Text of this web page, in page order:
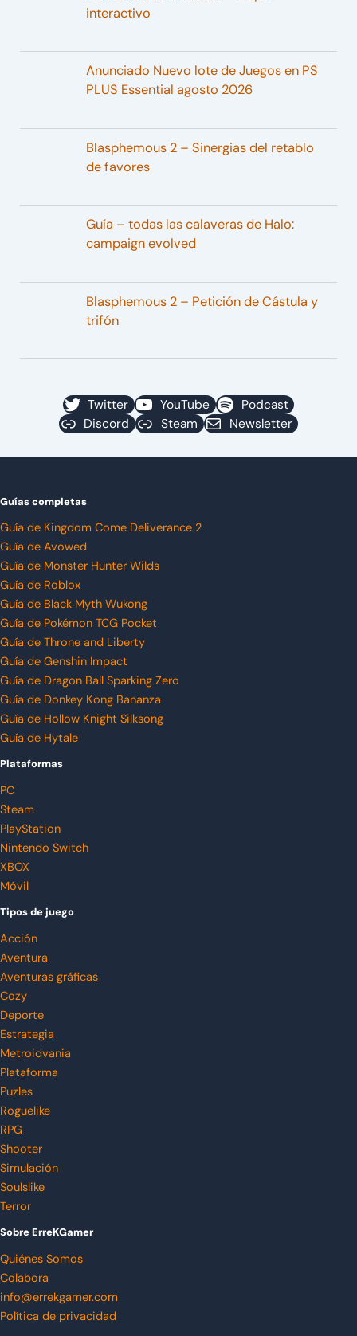
interactivo
Anunciado Nuevo lote de Juegos en PS
PLUS Essential agosto 2026
Blasphemous 2 – Sinergias del retablo
de favores
Guía – todas las calaveras de Halo:
campaign evolved
Blasphemous 2 – Petición de Cástula y
trifón
Twitter YouTube
Podcast
Discord
Steam Newsletter
Guías completas
Guía de Kingdom Come Deliverance 2
Guía de Avowed
Guía de Monster Hunter Wilds
Guía de Roblox
Guía de Black Myth Wukong
Guía de Pokémon TCG Pocket
Guía de Throne and Liberty
Guía de Genshin Impact
Guía de Dragon Ball Sparking Zero
Guía de Donkey Kong Bananza
Guía de Hollow Knight Silksong
Guía de Hytale
Plataformas
PC
Steam
PlayStation
Nintendo Switch
XBOX
Móvil
Tipos de juego
Acción
Aventura
Aventuras gráficas
Cozy
Deporte
Estrategia
Metroidvania
Plataforma
Puzles
Roguelike
RPG
Shooter
Simulación
Soulslike
Terror
Sobre ErreKGamer
Quiénes Somos
Colabora
info@errekgamer.com
Política de privacidad